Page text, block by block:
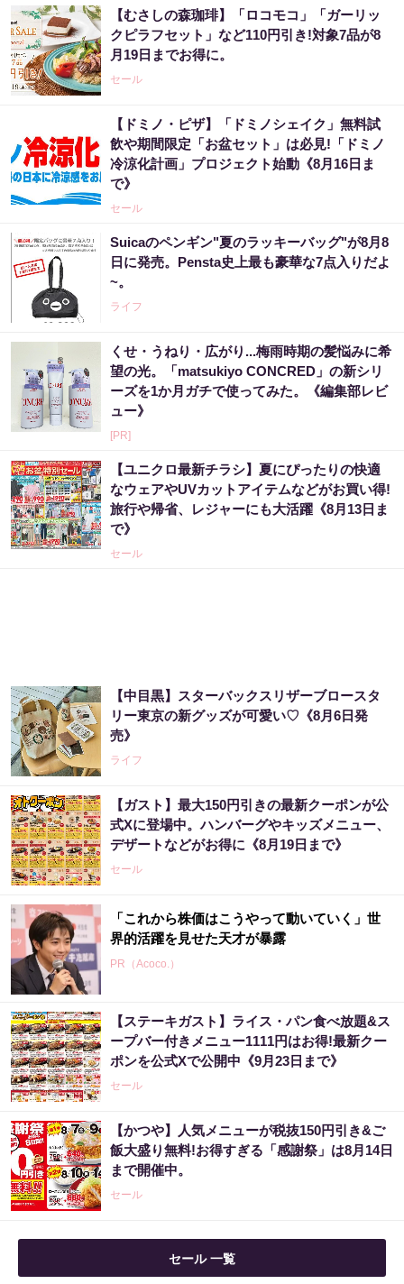
【むさしの森珈琲】「ロコモコ」「ガーリッ
クピラフセット」など110円引き!対象7品が8
月19日までお得に。
セール
【ドミノ・ピザ】「ドミノシェイク」無料試
飲や期間限定「お盆セット」は必見!「ドミノ
冷涼化計画」プロジェクト始動《8月16日ま
で》
セール
Suicaのペンギン"夏のラッキーバッグ"が8月8
日に発売。Pensta史上最も豪華な7点入りだよ
~。
ライフ
くせ・うねり・広がり...梅雨時期の髪悩みに希
望の光。「matsukiyo CONCRED」の新シリ
ーズを1か月ガチで使ってみた。《編集部レビ
ュー》
[PR]
【ユニクロ最新チラシ】夏にぴったりの快適
なウェアやUVカットアイテムなどがお買い得!
旅行や帰省、レジャーにも大活躍《8月13日ま
で》
セール
【中目黒】スターバックスリザーブロースタ
リー東京の新グッズが可愛い♡《8月6日発
売》
ライフ
【ガスト】最大150円引きの最新クーポンが公
式Xに登場中。ハンバーグやキッズメニュー、
デザートなどがお得に《8月19日まで》
セール
「これから株価はこうやって動いていく」世
界的活躍を見せた天才が暴露
PR（Acoco.）
【宝くじ落選】外れ続ける流れ、ここで断ち
ませんか
PR（合同会社デジタルファーム ）
あなたの金運、今が変わる時かもしれません
PR（合同会社デジタルファーム ）
あなたの金運、今が変わる時かもしれません
【ステーキガスト】ライス・パン食べ放題&ス
ープバー付きメニュー1111円はお得!最新クー
ポンを公式Xで公開中《9月23日まで》
セール
【かつや】人気メニューが税抜150円引き&ご
飯大盛り無料!お得すぎる「感謝祭」は8月14日
まで開催中。
セール
セール 一覧